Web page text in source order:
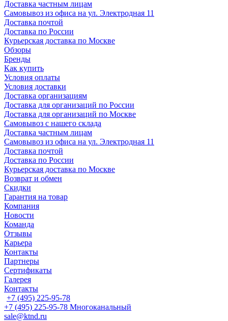
Доставка частным лицам
Самовывоз из офиса на ул. Электродная 11
Доставка почтой
Доставка по России
Курьерская доставка по Москве
Обзоры
Бренды
Как купить
Условия оплаты
Условия доставки
Доставка организациям
Доставка для организаций по России
Доставка для организаций по Москве
Самовывоз с нашего склада
Доставка частным лицам
Самовывоз из офиса на ул. Электродная 11
Доставка почтой
Доставка по России
Курьерская доставка по Москве
Возврат и обмен
Скидки
Гарантия на товар
Компания
Новости
Команда
Отзывы
Карьера
Контакты
Партнеры
Сертификаты
Галерея
Контакты
+7 (495) 225-95-78
+7 (495) 225-95-78 Многоканальный
sale@ktnd.ru